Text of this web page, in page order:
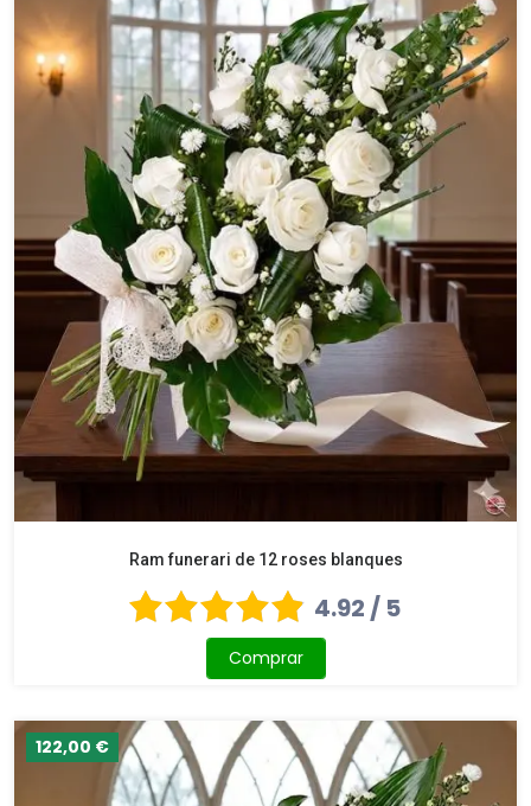
Ram funerari de 12 roses blanques
4.92 / 5
Comprar
122,00 €